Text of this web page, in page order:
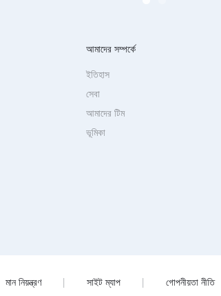
আমাদের সম্পর্কে
ভূমিকা
ইতিহাস
সেবা
আমাদের টিম
মান নিয়ন্ত্রণ | সাইট ম্যাপ | গোপনীয়তা নীতি